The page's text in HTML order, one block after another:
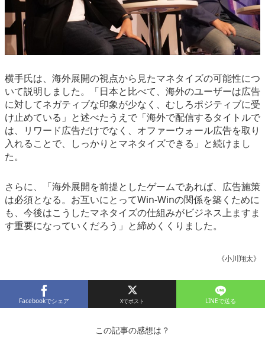
横手氏は、海外展開の視点から見たマネタイズの可能性につ
いて説明しました。「日本と比べて、海外のユーザーは広告
に対してネガティブな印象が少なく、むしろポジティブに受
け止めている」と述べたうえで「海外で配信するタイトルで
は、リワード広告だけでなく、オファーウォール広告を取り
入れることで、しっかりとマネタイズできる」と続けまし
た。
さらに、「海外展開を前提としたゲームであれば、広告施策
は必須となる。お互いにとってWin-Winの関係を築くために
も、今後はこうしたマネタイズの仕組みがビジネス上ますま
す重要になっていくだろう」と締めくくりました。
《小川翔太》
Facebookでシェア LINEで送る
この記事の感想は？